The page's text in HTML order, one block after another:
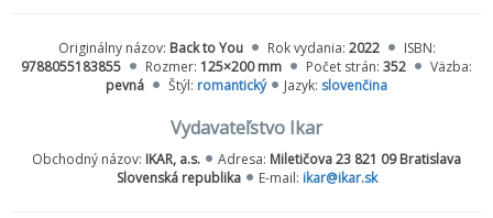
Verše E. E. Cummingsa preložila Jana Kantorová-Báliková.
Originálny názov: Back to You Rok vydania: 2022
ISBN:
9788055183855
Rozmer: 125×200 mm Počet strán: 352
Väzba:
pevná
Štýl: romantický Jazyk: slovenčina
Vydavateľstvo Ikar
Obchodný názov: IKAR, a.s. Adresa: Miletičova 23 821 09 Bratislava
Slovenská republika
E-mail: ikar@ikar.sk